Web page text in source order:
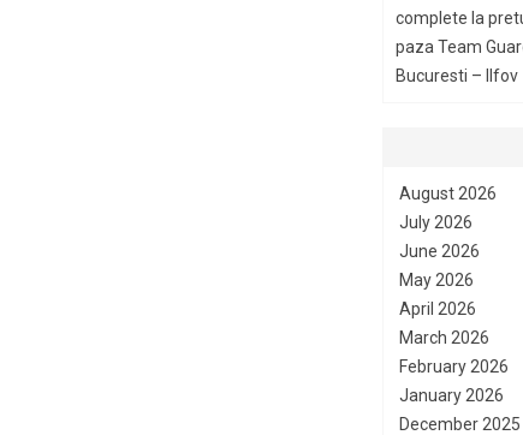
complete la
paza Team
Bucuresti – Ilfov
August 2026
July 2026
June 2026
May 2026
April 2026
March 2026
February 2026
January 2026
December 2025